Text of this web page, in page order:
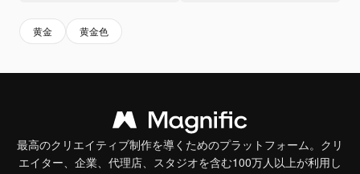
黄金 黄金色
最高のクリエイティブ制作を導くためのプラットフォーム。クリ
エイター、企業、代理店、スタジオを含む100万人以上が利用し